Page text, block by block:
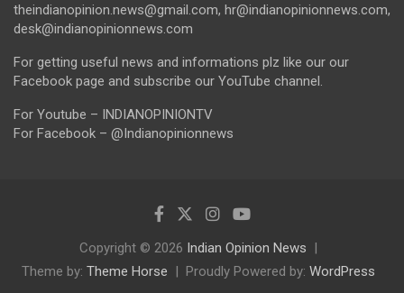
theindianopinion.news@gmail.com, hr@indianopinionnews.com,
desk@indianopinionnews.com
For getting useful news and informations plz like our our
Facebook page and subscribe our YouTube channel.
For Youtube – INDIANOPINIONTV
For Facebook – @Indianopinionnews
Copyright © 2026 Indian Opinion News
Theme by: Theme Horse Proudly Powered by: WordPress